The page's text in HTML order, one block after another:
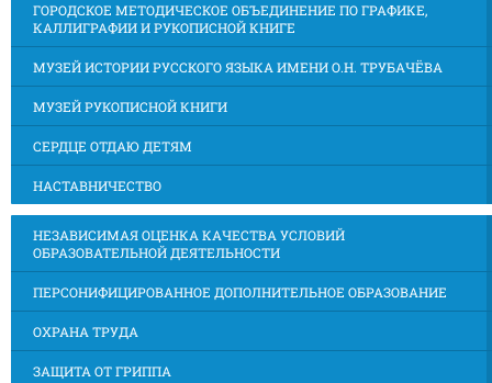
ГОРОДСКОЕ МЕТОДИЧЕСКОЕ ОБЪЕДИНЕНИЕ ПО ГРАФИКЕ,
КАЛЛИГРАФИИ И РУКОПИСНОЙ КНИГЕ
МУЗЕЙ ИСТОРИИ РУССКОГО ЯЗЫКА ИМЕНИ О.Н. ТРУБАЧЁВА
МУЗЕЙ РУКОПИСНОЙ КНИГИ
СЕРДЦЕ ОТДАЮ ДЕТЯМ
НАСТАВНИЧЕСТВО
НЕЗАВИСИМАЯ ОЦЕНКА КАЧЕСТВА УСЛОВИЙ
ОБРАЗОВАТЕЛЬНОЙ ДЕЯТЕЛЬНОСТИ
ПЕРСОНИФИЦИРОВАННОЕ ДОПОЛНИТЕЛЬНОЕ ОБРАЗОВАНИЕ
ОХРАНА ТРУДА
ЗАЩИТА ОТ ГРИППА